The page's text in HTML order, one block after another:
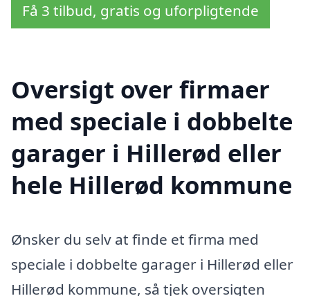
Få 3 tilbud, gratis og uforpligtende
Oversigt over firmaer
med speciale i dobbelte
garager i Hillerød eller
hele Hillerød kommune
Ønsker du selv at finde et firma med
speciale i dobbelte garager i Hillerød eller
Hillerød kommune, så tjek oversigten